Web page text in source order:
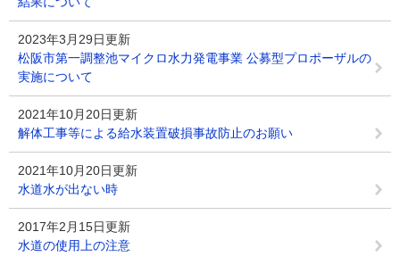
2023年3月29日更新
松阪市第一調整池マイクロ水力発電事業 公募型プロポーザルの
実施について
2021年10月20日更新
解体工事等による給水装置破損事故防止のお願い
2021年10月20日更新
水道水が出ない時
2017年2月15日更新
水道の使用上の注意